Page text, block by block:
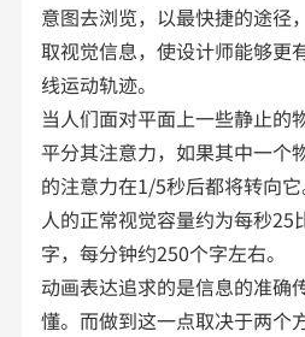
意图去浏览，以最快捷的途径
取视觉信息，使设计师能够更
线运动轨迹。
当人们面对平面上一些静止的
平分其注意力，如果其中一个
的注意力在1/5秒后都将转向它
人的正常视觉容量约为每秒25
字，每分钟约250个字左右。
动画表达追求的是信息的准确
懂。而做到这一点取决于两个